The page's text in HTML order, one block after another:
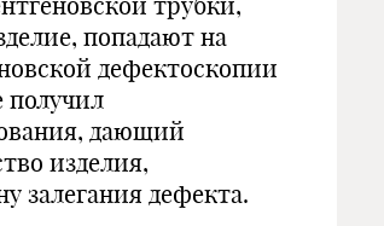
попадают на
дефектоскопии
получил
дающий
изделия,
залегания дефекта.